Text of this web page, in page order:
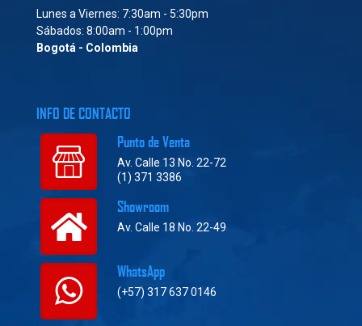
Lunes a Viernes: 7:30am - 5:30pm
Sábados: 8:00am - 1:00pm
Bogotá - Colombia
INFO DE CONTACTO
Punto de Venta
Av. Calle 13 No. 22-72
(1) 371 3386
Showroom
Av. Calle 18 No. 22-49
WhatsApp
(+57) 317 637 0146